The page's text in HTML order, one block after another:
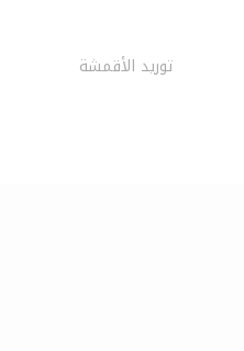
توريد الأقمشة